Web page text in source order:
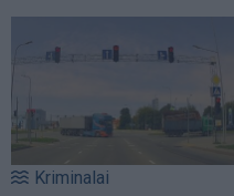
Kriminalai